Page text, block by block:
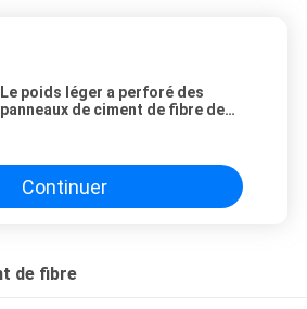
Le poids léger a perforé des
panneaux de ciment de fibre de
Continuer
de fibre